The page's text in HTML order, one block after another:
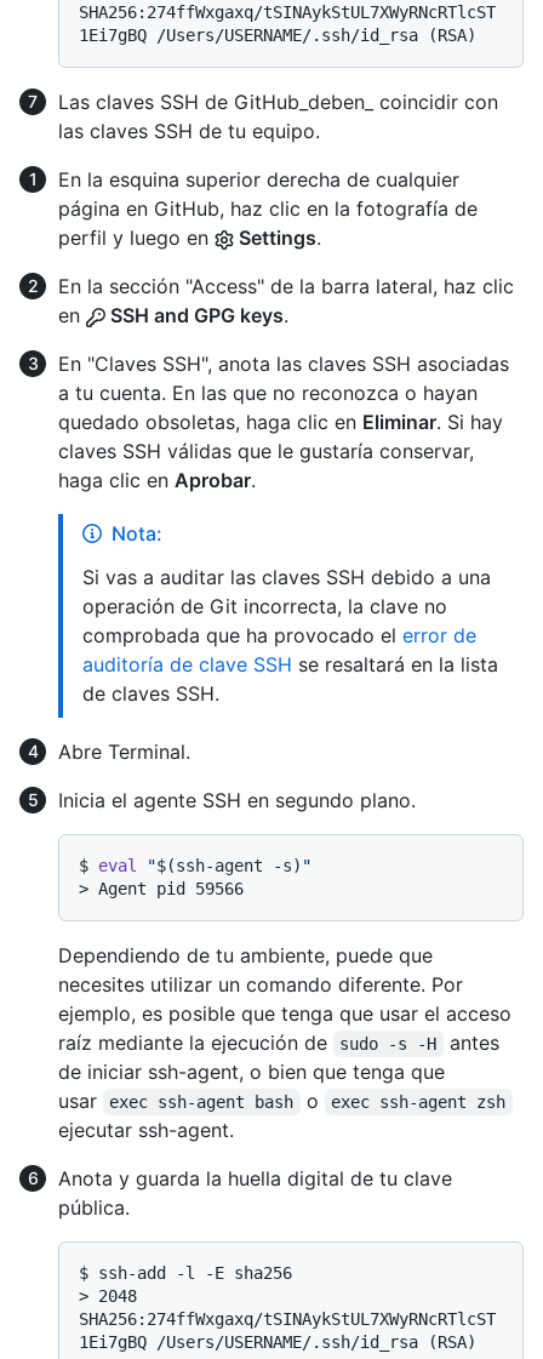
SHA256:274ffWxgaxq/tSINAykStUL7XWyRNcRTlcST
1Ei7gBQ /Users/USERNAME/.ssh/id_rsa (RSA)
Las claves SSH de GitHub_deben_ coincidir con
las claves SSH de tu equipo.
En la esquina superior derecha de cualquier
página en GitHub, haz clic en la fotografía de
perfil y luego en
Settings.
En la sección "Access" de la barra lateral, haz clic
en
SSH and GPG keys.
En "Claves SSH", anota las claves SSH asociadas
a tu cuenta. En las que no reconozca o hayan
quedado obsoletas, haga clic en Eliminar. Si hay
claves SSH válidas que le gustaría conservar,
haga clic en Aprobar.
Nota:
Si vas a auditar las claves SSH debido a una
operación de Git incorrecta, la clave no
comprobada que ha provocado el error de
auditoría de clave SSH se resaltará en la lista
de claves SSH.
Abre Terminal.
Inicia el agente SSH en segundo plano.
$ eval "$(ssh-agent -s) "
> Agent pid 59566
Dependiendo de tu ambiente, puede que
necesites utilizar un comando diferente. Por
ejemplo, es posible que tenga que usar el acceso
raíz mediante la ejecución de
sudo -s -H
antes
de iniciar ssh-agent, o bien que tenga que
usar
exec ssh-agent bash o exec ssh-agent zsh
ejecutar ssh-agent.
Anota y guarda la huella digital de tu clave
pública.
$ ssh-add -l -E sha256
> 2048
SHA256:274ffWxgaxq/tSINAykStUL7XWyRNcRTlcST
1Ei7gBQ /Users/USERNAME/.ssh/id_rsa (RSA)